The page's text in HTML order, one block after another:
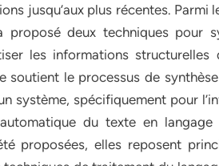
jusqu’aux plus récentes. Parmi
proposé deux techniques pour
les informations structurelles
soutient le processus de
système, spécifiquement pour
du texte en
proposées, elles reposent